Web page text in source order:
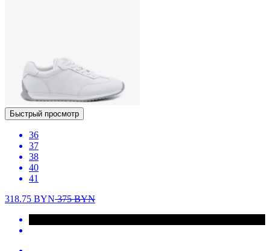
Быстрый просмотр
36
37
38
40
41
318.75 BYN375BYN